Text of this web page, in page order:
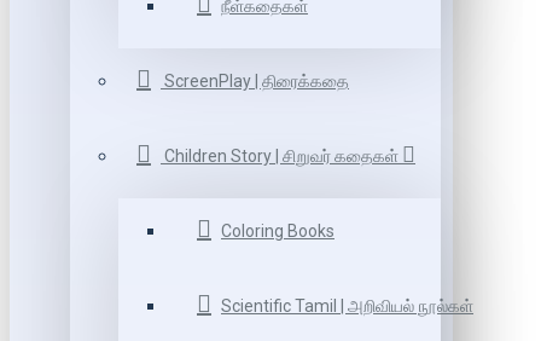
நீள்கதைகள்
ScreenPlay | திரைக்கதை
Children Story | சிறுவர் கதைகள்
Coloring Books
Scientific Tamil | அறிவியல் நூல்கள்